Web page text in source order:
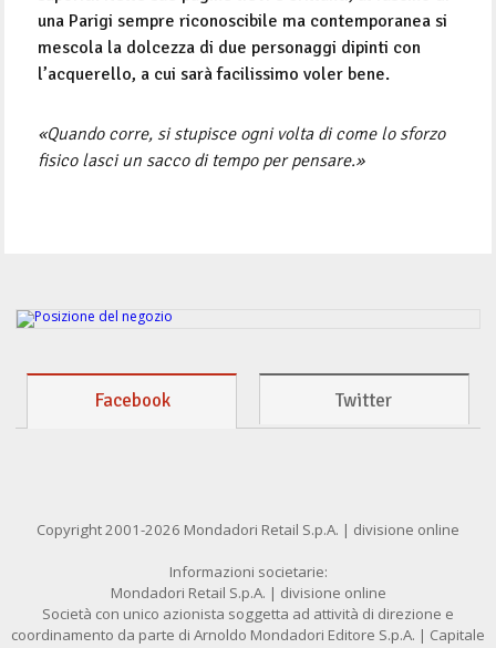
una Parigi sempre riconoscibile ma contemporanea si
mescola la dolcezza di due personaggi dipinti con
l’acquerello, a cui sarà facilissimo voler bene.
«Quando corre, si stupisce ogni volta di come lo sforzo
fisico lasci un sacco di tempo per pensare.»
Facebook Twitter
Copyright 2001-2026 Mondadori Retail S.p.A. | divisione online
Informazioni societarie:
Mondadori Retail S.p.A. | divisione online
Società con unico azionista soggetta ad attività di direzione e
coordinamento da parte di Arnoldo Mondadori Editore S.p.A. | Capitale